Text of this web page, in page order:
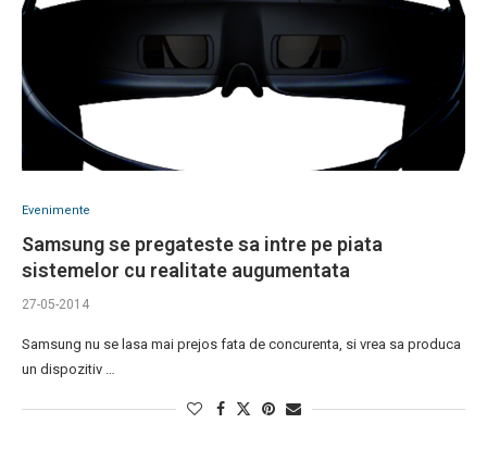
Evenimente
Samsung se pregateste sa intre pe piata
sistemelor cu realitate augumentata
27-05-2014
Samsung nu se lasa mai prejos fata de concurenta, si vrea sa produca
un dispozitiv …